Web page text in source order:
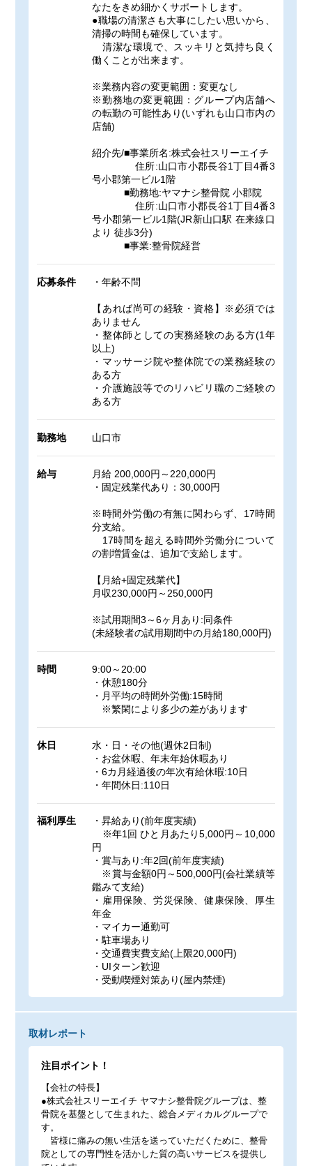
なたをきめ細かくサポートします。
●職場の清潔さも大事にしたい思いから、
清掃の時間も確保しています。
清潔な環境で、スッキリと気持ち良く
働くことが出来ます。
※業務内容の変更範囲：変更なし
※勤務地の変更範囲：グループ内店舗へ
の転勤の可能性あり(いずれも山口市内の
店舗)
紹介先/■事業所名:株式会社スリーエイチ
住所:山口市小郡長谷1丁目4番3
号小郡第一ビル1階
■勤務地:ヤマナシ整骨院 小郡院
住所:山口市小郡長谷1丁目4番3
号小郡第一ビル1階(JR新山口駅 在来線口
より 徒歩3分)
■事業:整骨院経営
応募条件 ・年齢不問
【あれば尚可の経験・資格】※必須では
ありません
・整体師としての実務経験のある方(1年
以上)
・マッサージ院や整体院での業務経験の
ある方
・介護施設等でのリハビリ職のご経験の
ある方
勤務地 山口市
給与
月給 200,000円～220,000円
・固定残業代あり：30,000円
※時間外労働の有無に関わらず、17時間
分支給。
17時間を超える時間外労働分について
の割増賃金は、追加で支給します。
【月給+固定残業代】
月収230,000円～250,000円
※試用期間3～6ヶ月あり:同条件
(未経験者の試用期間中の月給180,000円)
時間
9:00～20:00
・休憩180分
・月平均の時間外労働:15時間
※繁閑により多少の差があります
休日
水・日・その他(週休2日制)
・お盆休暇、年末年始休暇あり
・6カ月経過後の年次有給休暇:10日
・年間休日:110日
福利厚生
・昇給あり(前年度実績)
※年1回 ひと月あたり5,000円～10,000
円
・賞与あり:年2回(前年度実績)
※賞与金額0円～500,000円(会社業績等
鑑みて支給)
・雇用保険、労災保険、健康保険、厚生
年金
・マイカー通勤可
・駐車場あり
・交通費実費支給(上限20,000円)
・UIターン歓迎
・受動喫煙対策あり(屋内禁煙)
取材レポート
注目ポイント！
【会社の特長】
●株式会社スリーエイチ ヤマナシ整骨院グループは、整
骨院を基盤として生まれた、総合メディカルグループで
す。
皆様に痛みの無い生活を送っていただくために、整骨
院としての専門性を活かした質の高いサービスを提供し